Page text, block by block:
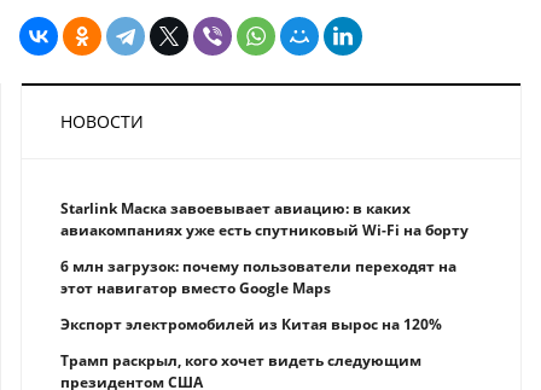
НОВОСТИ
Starlink Маска завоевывает авиацию: в каких
авиакомпаниях уже есть спутниковый Wi-Fi на борту
6 млн загрузок: почему пользователи переходят на
этот навигатор вместо Google Maps
Экспорт электромобилей из Китая вырос на 120%
Трамп раскрыл, кого хочет видеть следующим
президентом США